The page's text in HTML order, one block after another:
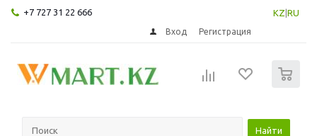
+7 727 31 22 666 KZ RU
Вход Регистрация
Найти